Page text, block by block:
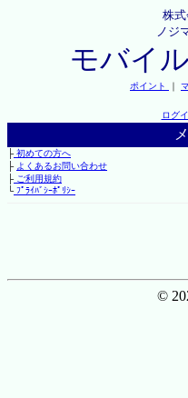
株
ノジ
モバイ
ポイント ｜
ログ
├初めての方へ
├ よくあるお問い合わせ
├ご利用規約
└ﾌﾟﾗｲﾊﾞｼｰﾎﾟﾘｼｰ
©